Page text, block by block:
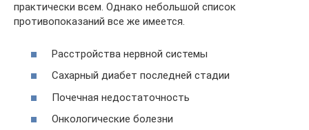
практически всем. Однако небольшой список
противопоказаний все же имеется.
Расстройства нервной системы
Сахарный диабет последней стадии
Почечная недостаточность
Онкологические болезни